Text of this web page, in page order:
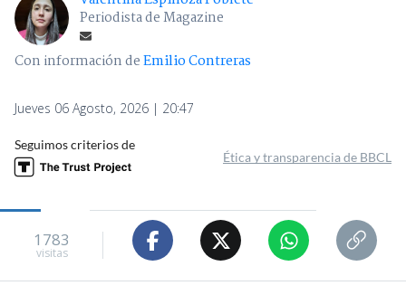
Periodista de Magazine
Con información deEmilio Contreras
Jueves 06 Agosto, 2026 | 20:47
Seguimos criterios de
Ética y transparencia de BBCL
1783
visitas